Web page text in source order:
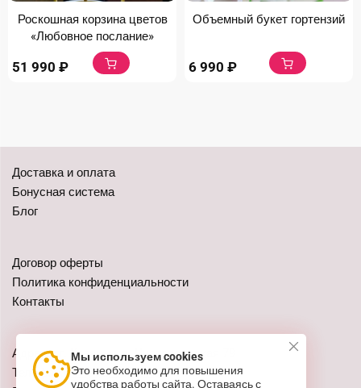
Роскошная корзина цветов
«Любовное послание»
51 990 ₽
Объемный букет гортензий
6 990 ₽
Доставка и оплата
Бонусная система
Блог
Договор оферты
Политика конфиденциальности
Контакты
Адреса: г. Казань, ул. Чистопольская 79
Телефон:+7 (962) 555-41-02
Мы используем cookies
Это необходимо для повышения
удобства работы сайта. Оставаясь с